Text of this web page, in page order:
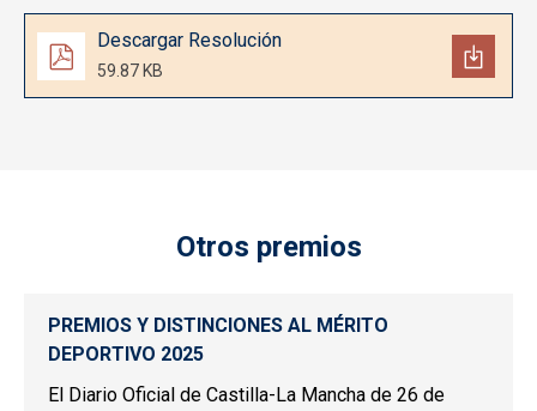
Documento
Descargar Resolución
59.87 KB
Otros premios
PREMIOS Y DISTINCIONES AL MÉRITO
DEPORTIVO 2025
El Diario Oficial de Castilla-La Mancha de 26 de